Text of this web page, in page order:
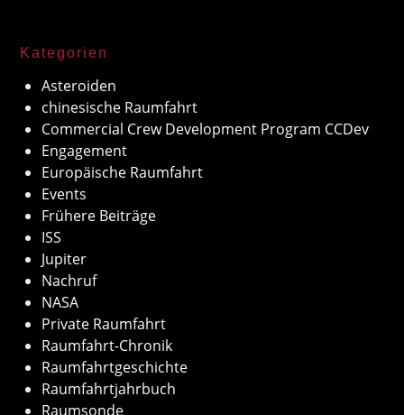
Kategorien
Asteroiden
chinesische Raumfahrt
Commercial Crew Development Program CCDev
Engagement
Europäische Raumfahrt
Events
Frühere Beiträge
ISS
Jupiter
Nachruf
NASA
Private Raumfahrt
Raumfahrt-Chronik
Raumfahrtgeschichte
Raumfahrtjahrbuch
Raumsonde